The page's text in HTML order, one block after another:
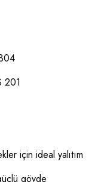
201
için ideal yalıtım
gövde